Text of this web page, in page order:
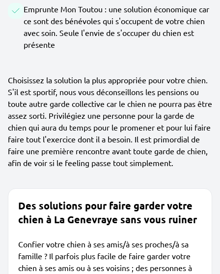
Emprunte Mon Toutou : une solution économique car
ce sont des bénévoles qui s'occupent de votre chien
avec soin. Seule l'envie de s'occuper du chien est
présente
Choisissez la solution la plus appropriée pour votre chien.
S'il est sportif, nous vous déconseillons les pensions ou
toute autre garde collective car le chien ne pourra pas être
assez sorti. Privilégiez une personne pour la garde de
chien qui aura du temps pour le promener et pour lui faire
faire tout l'exercice dont il a besoin. Il est primordial de
faire une première rencontre avant toute garde de chien,
afin de voir si le feeling passe tout simplement.
Des solutions pour faire garder votre
chien à La Genevraye sans vous ruiner
Confier votre chien à ses amis/à ses proches/à sa
famille ? Il parfois plus facile de faire garder votre
chien à ses amis ou à ses voisins ; des personnes à